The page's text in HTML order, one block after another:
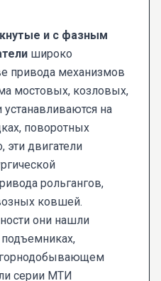
и с фазным
широко
привода механизмов
мостовых, козловых,
на
поворотных
эти двигатели
рольгангов,
ковшей.
они нашли
горнодобывающем
серии МТИ